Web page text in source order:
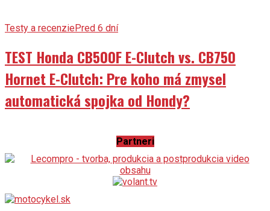
Testy a recenziePred 6 dní
TEST Honda CB500F E-Clutch vs. CB750
Hornet E-Clutch: Pre koho má zmysel
automatická spojka od Hondy?
Partneri